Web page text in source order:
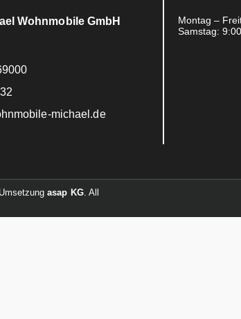
Wohnmobile GmbH
michael.de
Montag –
Samstag:
asap KG. All